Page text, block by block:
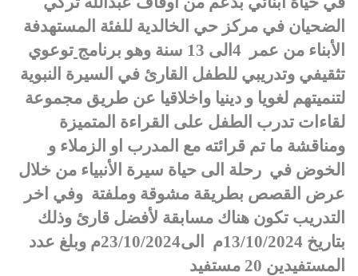
الضحيان في مركز حي الخالدية للفئة المستهدفة
الأبناء من عمر
4الى 13 سنة وهو برنامج
توعوي
تثقيفي وتدريبي للطفل القارئ في السيرة النبوية
لتنميتهم لغويا و دينيا واخلاقيا عن طريق مجموعة
لقاءات تدرب الطفل على القراءة المتميزة
ومناقشة ما تم قرائته مع المدرب او الزملاء و
الخوض في رحلة الى حياة سيرة الأنبياء من خلال
عرض القصص بطريقة مشوقة وملفتة وفي اخر
التدريب تكون هناك مسابقة لأفضل قارئ وذلك
بتاريخ 13/10/2024م
الى23/10/2024م وبلغ عدد
المستفيدين 20 مستفيد